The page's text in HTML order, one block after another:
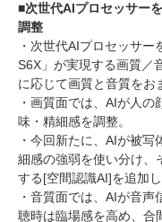
■次世代AIプロセッサー
調整
・次世代AIプロセッサ
S6X」が実現する画質／
に応じて画質と音質をお
・画質面では、AIが人
味・精細感を調整。
・今回新たに、AIが被
細感の強弱を使い分け、
する[空間認識AI]を追加
・音質面では、AIが音
聴時は臨場感を高め、合